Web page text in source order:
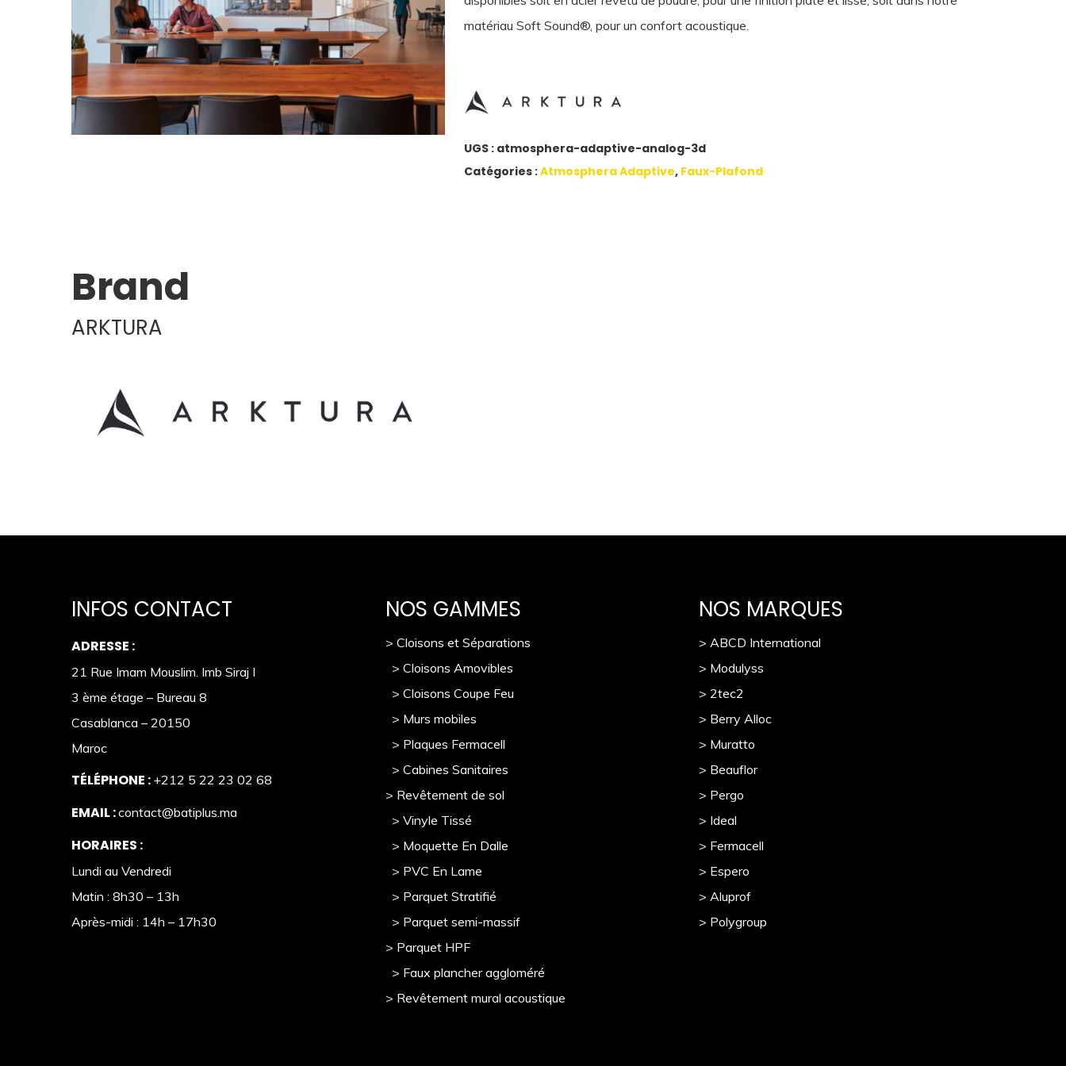
matériau Soft Sound®, pour un confort acoustique.
UGS : atmosphera-adaptive-analog-3d
Catégories :Atmosphera Adaptive, Faux-Plafond
Brand
ARKTURA
INFOS CONTACT
ADRESSE :
21 Rue Imam Mouslim. Imb Siraj I
3 ème étage – Bureau 8
Casablanca – 20150
Maroc
TÉLÉPHONE : +212 5 22 23 02 68
EMAIL :contact@batiplus.ma
HORAIRES :
Lundi au Vendredi
Matin : 8h30 – 13h
Après-midi : 14h – 17h30
NOS GAMMES
> Cloisons et Séparations
> Cloisons Amovibles
> Cloisons Coupe Feu
> Murs mobiles
> Plaques Fermacell
> Cabines Sanitaires
> Revêtement de sol
> Vinyle Tissé
> Moquette En Dalle
> PVC En Lame
> Parquet Stratifié
> Parquet semi-massif
> Parquet HPF
> Faux plancher aggloméré
> Revêtement mural acoustique
NOS MARQUES
> ABCD International
> Modulyss
> 2tec2
> Berry Alloc
> Muratto
> Beauflor
> Pergo
> Ideal
> Fermacell
> Espero
> Aluprof
> Polygroup